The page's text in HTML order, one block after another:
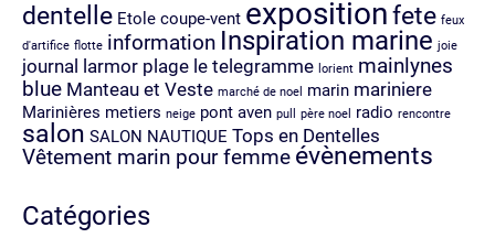
dentelle Etole coupe-vent expositionfete feux
d'artifice flotte information Inspiration marine joie
journal larmor plage le telegramme lorient mainlynes
blue Manteau et Veste marché de noel marin mariniere
Marinières metiers neige pont aven pull père noel radio rencontre
salon SALON NAUTIQUE Tops en Dentelles
Vêtement marin pour femme évènements
Catégories